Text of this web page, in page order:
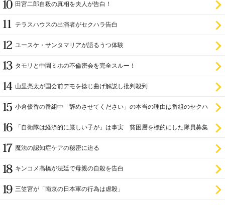
田宮二郎自殺の真相を夫人が告白！
テラスハウスの出演者がセクハラ告白
ユースケ・サンタマリアが語るうつ体験
タモリと中園ミホの不倫密会を完全スルー！
山里亮太が国会前デモを捻じ曲げ解説し批判殺到
小倉優香の番組中「辞めさせてください」の本当の理由は番組のセクハ
「自衛隊は経済的に厳しい子が」は事実 貧困層を標的にした隊員募集
魔法の認知症ケアの秘密に迫る
キンコメ高橋が法廷で母親の自殺を告白
三笠宮が「南京の日本軍の行為は虐殺」